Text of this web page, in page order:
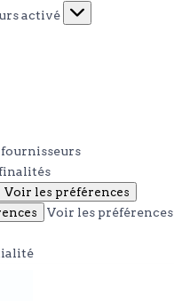
activé
Voir les préférences
Voir les préférences